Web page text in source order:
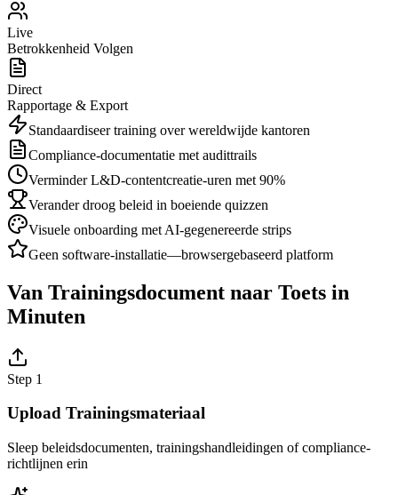
Live
Betrokkenheid Volgen
Direct
Rapportage & Export
Standaardiseer training over wereldwijde kantoren
Compliance-documentatie met audittrails
Verminder L&D-contentcreatie-uren met 90%
Verander droog beleid in boeiende quizzen
Visuele onboarding met AI-gegenereerde strips
Geen software-installatie—browsergebaseerd platform
Van Trainingsdocument naar Toets in
Minuten
Step 1
Upload Trainingsmateriaal
Sleep beleidsdocumenten, trainingshandleidingen of compliance-
richtlijnen erin